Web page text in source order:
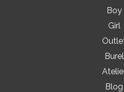
Boy
Girl
Burel
Blog